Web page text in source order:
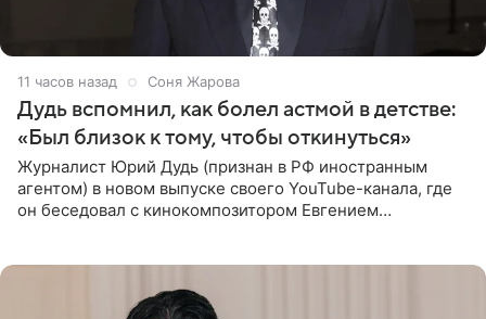
11 часов назад Соня Жарова
Дудь вспомнил, как болел астмой в детстве:
«Был близок к тому, чтобы откинуться»
Журналист Юрий Дудь (признан в РФ иностранным
агентом) в новом выпуске своего YouTube-канала, где
он беседовал с кинокомпозитором Евгением